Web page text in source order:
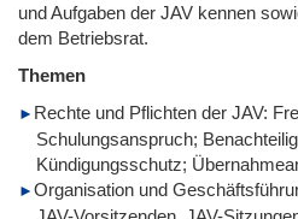
und Aufgaben der JAV kennen
dem Betriebsrat.
Themen
Rechte und Pflichten der JAV:
Schulungsanspruch;
Kündigungsschutz;
Organisation und